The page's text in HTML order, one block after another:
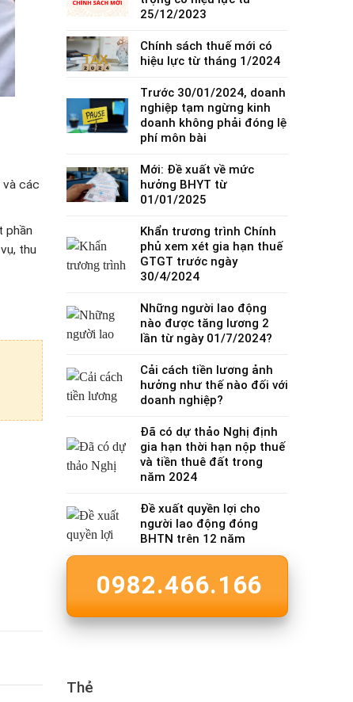
và các
phần
thu
25/12/2023
Chính sách thuế mới có
hiệu lực từ tháng 1/2024
Trước 30/01/2024, doanh
nghiệp tạm ngừng kinh
doanh không phải đóng lệ
phí môn bài
Mới: Đề xuất về mức
hưởng BHYT từ
01/01/2025
Khẩn trương trình Chính
phủ xem xét gia hạn thuế
GTGT trước ngày
30/4/2024
Những người lao động
nào được tăng lương 2
lần từ ngày 01/7/2024?
Cải cách tiền lương ảnh
hưởng như thế nào đối với
doanh nghiệp?
Đã có dự thảo Nghị định
gia hạn thời hạn nộp thuế
và tiền thuê đất trong
năm 2024
Đề xuất quyền lợi cho
người lao động đóng
BHTN trên 12 năm
0982.466.166
Thẻ